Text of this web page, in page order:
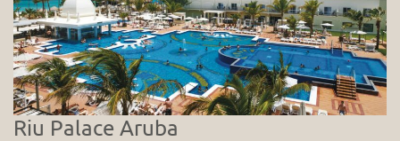
Riu Palace Aruba